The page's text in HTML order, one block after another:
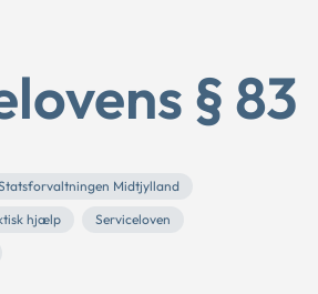
§ 83
Midtjylland
hjælp
Serviceloven